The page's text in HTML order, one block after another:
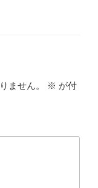
ません。 ※ が付